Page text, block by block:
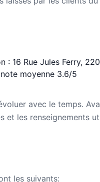
: 16 Rue Jules Ferry,
moyenne 3.6/5
avec le temps.
et les renseignements
les suivants: